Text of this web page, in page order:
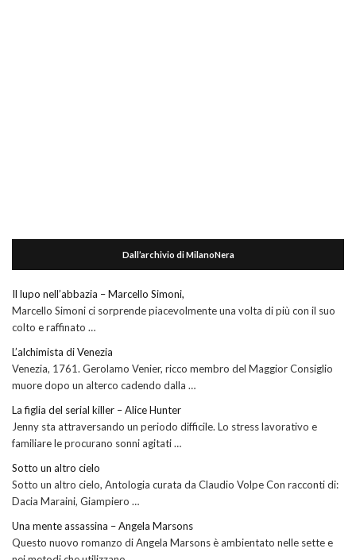
Dall’archivio di MilanoNera
Il lupo nell’abbazia – Marcello Simoni,
Marcello Simoni ci sorprende piacevolmente una volta di più con il suo
colto e raffinato …
L’alchimista di Venezia
Venezia, 1761. Gerolamo Venier, ricco membro del Maggior Consiglio
muore dopo un alterco cadendo dalla …
La figlia del serial killer – Alice Hunter
Jenny sta attraversando un periodo difficile. Lo stress lavorativo e
familiare le procurano sonni agitati …
Sotto un altro cielo
Sotto un altro cielo, Antologia curata da Claudio Volpe Con racconti di:
Dacia Maraini, Giampiero …
Una mente assassina – Angela Marsons
Questo nuovo romanzo di Angela Marsons è ambientato nelle sette e